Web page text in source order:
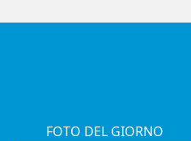
FOTO DEL GIORNO